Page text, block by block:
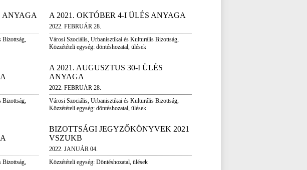
ANYAGA
Bizottság,
A 2021. OKTÓBER 4-I ÜLÉS ANYAGA
2022. FEBRUÁR 28.
Városi Szociális, Urbanisztikai és Kulturális Bizottság,
Közzétételi egység: döntéshozatal, ülések
Bizottság,
A 2021. AUGUSZTUS 30-I ÜLÉS
ANYAGA
2022. FEBRUÁR 28.
Városi Szociális, Urbanisztikai és Kulturális Bizottság,
Közzétételi egység: döntéshozatal, ülések
Bizottság,
BIZOTTSÁGI JEGYZŐKÖNYVEK 2021
VSZUKB
2022. JANUÁR 04.
Közzétételi egység: Döntéshozatal, ülések